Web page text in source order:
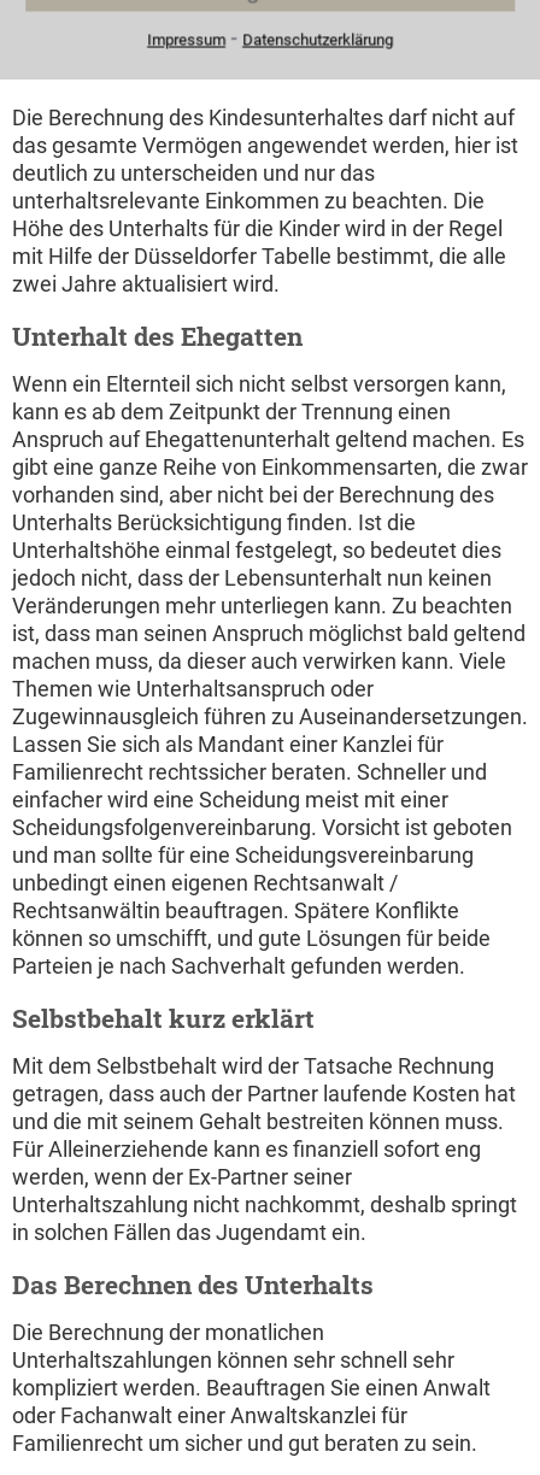
den Ex-Partner.
Die Berechnung des Kindesunterhaltes darf nicht auf
das gesamte Vermögen angewendet werden, hier ist
deutlich zu unterscheiden und nur das
unterhaltsrelevante Einkommen zu beachten. Die
Höhe des Unterhalts für die Kinder wird in der Regel
mit Hilfe der Düsseldorfer Tabelle bestimmt, die alle
zwei Jahre aktualisiert wird.
Unterhalt des Ehegatten
Wenn ein Elternteil sich nicht selbst versorgen kann,
kann es ab dem Zeitpunkt der Trennung einen
Anspruch auf Ehegattenunterhalt geltend machen. Es
gibt eine ganze Reihe von Einkommensarten, die zwar
vorhanden sind, aber nicht bei der Berechnung des
Unterhalts Berücksichtigung finden. Ist die
Unterhaltshöhe einmal festgelegt, so bedeutet dies
jedoch nicht, dass der Lebensunterhalt nun keinen
Veränderungen mehr unterliegen kann. Zu beachten
ist, dass man seinen Anspruch möglichst bald geltend
machen muss, da dieser auch verwirken kann. Viele
Themen wie Unterhaltsanspruch oder
Zugewinnausgleich führen zu Auseinandersetzungen.
Lassen Sie sich als Mandant einer Kanzlei für
Familienrecht rechtssicher beraten. Schneller und
einfacher wird eine Scheidung meist mit einer
Scheidungsfolgenvereinbarung. Vorsicht ist geboten
und man sollte für eine Scheidungsvereinbarung
unbedingt einen eigenen Rechtsanwalt /
Rechtsanwältin beauftragen. Spätere Konflikte
können so umschifft, und gute Lösungen für beide
Parteien je nach Sachverhalt gefunden werden.
Selbstbehalt kurz erklärt
Mit dem Selbstbehalt wird der Tatsache Rechnung
getragen, dass auch der Partner laufende Kosten hat
und die mit seinem Gehalt bestreiten können muss.
Für Alleinerziehende kann es finanziell sofort eng
werden, wenn der Ex-Partner seiner
Unterhaltszahlung nicht nachkommt, deshalb springt
in solchen Fällen das Jugendamt ein.
Das Berechnen des Unterhalts
Die Berechnung der monatlichen
Unterhaltszahlungen können sehr schnell sehr
kompliziert werden. Beauftragen Sie einen Anwalt
oder Fachanwalt einer Anwaltskanzlei für
Familienrecht um sicher und gut beraten zu sein.
Impressum⁃ Datenschutzerklärung